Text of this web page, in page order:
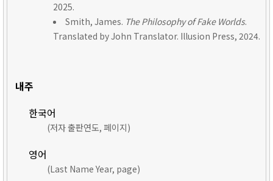
2025.
Smith, James. The Philosophy of Fake Worlds.
Translated by John Translator. Illusion Press, 2024.
내주
한국어
(저자 출판연도, 페이지)
영어
(Last Name Year, page)